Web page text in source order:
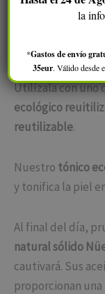
de alta cosmética
hidratación y
Utilízala con uno
ecológico
reutilizable.
Nuestro tónico
y tonifica la piel
Al final del día,
natural sólido
cautivará. Sus
proporcionan
la
*Gastos de envío
35eur. Válido desde